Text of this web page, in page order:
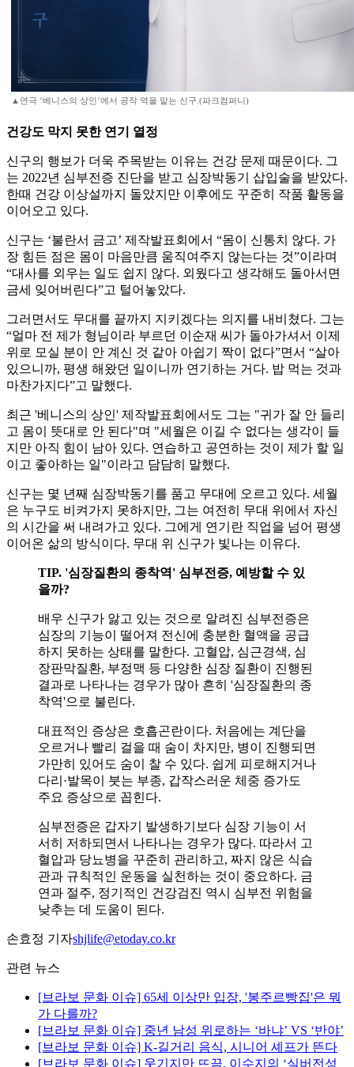
▲연극 ‘베니스의 상인’에서 공작 역을 맡는 신구.(파크컴퍼니)
건강도 막지 못한 연기 열정
신구의 행보가 더욱 주목받는 이유는 건강 문제 때문이다. 그
는 2022년 심부전증 진단을 받고 심장박동기 삽입술을 받았다.
한때 건강 이상설까지 돌았지만 이후에도 꾸준히 작품 활동을
이어오고 있다.
신구는 ‘불란서 금고’ 제작발표회에서 “몸이 신통치 않다. 가
장 힘든 점은 몸이 마음만큼 움직여주지 않는다는 것”이라며
“대사를 외우는 일도 쉽지 않다. 외웠다고 생각해도 돌아서면
금세 잊어버린다”고 털어놓았다.
그러면서도 무대를 끝까지 지키겠다는 의지를 내비쳤다. 그는
“얼마 전 제가 형님이라 부르던 이순재 씨가 돌아가셔서 이제
위로 모실 분이 안 계신 것 같아 아쉽기 짝이 없다”면서 “살아
있으니까, 평생 해왔던 일이니까 연기하는 거다. 밥 먹는 것과
마찬가지다”고 말했다.
최근 '베니스의 상인' 제작발표회에서도 그는 "귀가 잘 안 들리
고 몸이 뜻대로 안 된다"며 "세월은 이길 수 없다는 생각이 들
지만 아직 힘이 남아 있다. 연습하고 공연하는 것이 제가 할 일
이고 좋아하는 일"이라고 담담히 말했다.
신구는 몇 년째 심장박동기를 품고 무대에 오르고 있다. 세월
은 누구도 비켜가지 못하지만, 그는 여전히 무대 위에서 자신
의 시간을 써 내려가고 있다. 그에게 연기란 직업을 넘어 평생
이어온 삶의 방식이다. 무대 위 신구가 빛나는 이유다.
TIP. '심장질환의 종착역' 심부전증, 예방할 수 있
을까?
배우 신구가 앓고 있는 것으로 알려진 심부전증은
심장의 기능이 떨어져 전신에 충분한 혈액을 공급
하지 못하는 상태를 말한다. 고혈압, 심근경색, 심
장판막질환, 부정맥 등 다양한 심장 질환이 진행된
결과로 나타나는 경우가 많아 흔히 '심장질환의 종
착역'으로 불린다.
대표적인 증상은 호흡곤란이다. 처음에는 계단을
오르거나 빨리 걸을 때 숨이 차지만, 병이 진행되면
가만히 있어도 숨이 찰 수 있다. 쉽게 피로해지거나
다리·발목이 붓는 부종, 갑작스러운 체중 증가도
주요 증상으로 꼽힌다.
심부전증은 갑자기 발생하기보다 심장 기능이 서
서히 저하되면서 나타나는 경우가 많다. 따라서 고
혈압과 당뇨병을 꾸준히 관리하고, 짜지 않은 식습
관과 규칙적인 운동을 실천하는 것이 중요하다. 금
연과 절주, 정기적인 건강검진 역시 심부전 위험을
낮추는 데 도움이 된다.
손효정 기자shjlife@etoday.co.kr
관련 뉴스
[브라보 문화 이슈] 65세 이상만 입장, '봉주르빵집'은 뭐
가 다를까?
[브라보 문화 이슈] 중년 남성 위로하는 ‘바냐’ VS ‘반야’
[브라보 문화 이슈] K-길거리 음식, 시니어 셰프가 뜬다
[브라보 문화 이슈] 웃기지만 뜨끔, 이수지의 ‘실버전성